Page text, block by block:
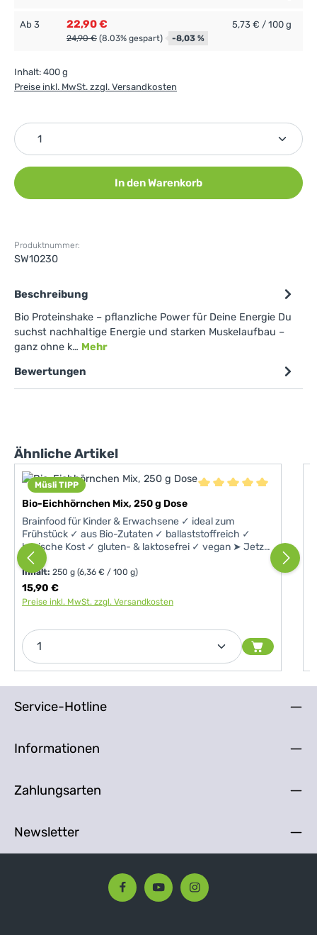
Ab 3 22,90 €
24,90 € (8.03% gespart) -8,03 %
5,73 € / 100 g
Inhalt: 400 g
Preise inkl. MwSt. zzgl. Versandkosten
Produkt Anzahl: Gib den gewünschten Wert ein
In den Warenkorb
Produktnummer:
SW10230
Beschreibung
Bio Proteinshake – pflanzliche Power für Deine Energie Du
suchst nachhaltige Energie und starken Muskelaufbau –
ganz ohne k… Mehr
Bewertungen
Produktgalerie überspringen
Ähnliche Artikel
Müsli TIPP
Bio-Eichhörnchen Mix, 250 g Dose
Brainfood für Kinder & Erwachsene ✓ ideal zum
Frühstück ✓ aus Bio-Zutaten ✓ ballaststoffreich ✓
basische Kost ✓ gluten- & laktosefrei ✓ vegan ➤ Jetzt
entdecken!
Inhalt:250 g(6,36 € / 100 g)
Regulärer Preis:
15,90 €
Preise inkl. MwSt. zzgl. Versandkosten
Produkt Anzahl: Gib den gewünschten Wert ein
Service-Hotline
Informationen
Zahlungsarten
Newsletter